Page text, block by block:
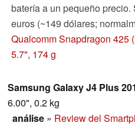
batería a un pequeño
euros (~149 dólares;
EE.UU., actualmente a la
puedes conseguir buenas
de destacar.
Qualcomm Snapdragon 425
5.7", 174 g
Samsung Galaxy J4 Plus
6.00", 0.2 kg
análise » Review del